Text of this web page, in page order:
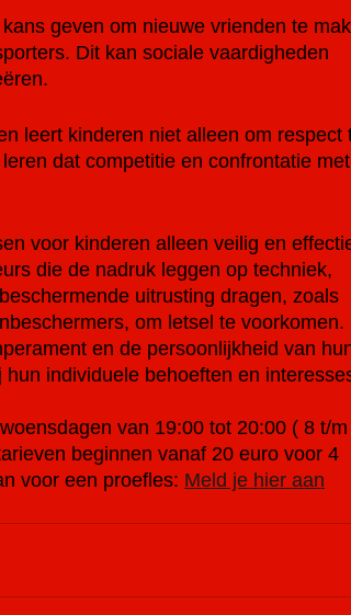
geven om nieuwe vrienden te
Dit kan sociale vaardigheden
leert kinderen niet alleen om respect
dat competitie en confrontatie met
voor kinderen alleen veilig en
die de nadruk leggen op techniek,
uitrusting dragen, zoals
om letsel te voorkomen.
en de persoonlijkheid van
individuele behoeften en
van 19:00 tot 20:00 ( 8 t/m
beginnen vanaf 20 euro voor 4
voor een proefles: Meld je hier aan